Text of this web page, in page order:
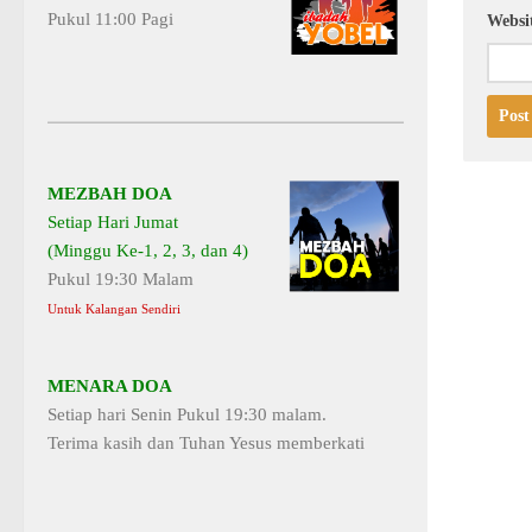
Pukul 11:00 Pagi
MEZBAH DOA
Setiap Hari Jumat
(Minggu Ke-1, 2, 3, dan 4)
Pukul 19:30 Malam
Untuk Kalangan Sendiri
MENARA DOA
Setiap hari Senin Pukul 19:30 malam.
Terima kasih dan Tuhan Yesus memberkati